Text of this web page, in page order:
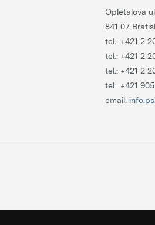
Opletalova
841 07
tel.: +421 2
tel.: +421 2
tel.: +421 2
tel.: +421
email: